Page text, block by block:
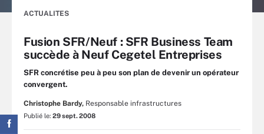
ACTUALITES
Fusion SFR/Neuf : SFR Business Team
succède à Neuf Cegetel Entreprises
SFR concrétise peu à peu son plan de devenir un opérateur
convergent.
Christophe Bardy, Responsable infrastructures
Publié le: 29 sept. 2008